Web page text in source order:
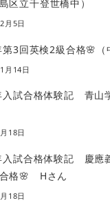
区立千登世橋中）
月5日
3回英検2級合格🌸（
月14日
入試合格体験記 青山
18日
試合格体験記 慶應
格🌸 Hさん
18日